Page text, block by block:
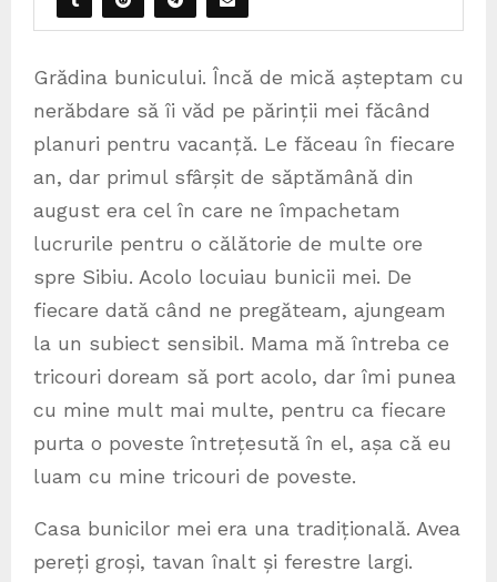
Grădina bunicului. Încă de mică așteptam cu
nerăbdare să îi văd pe părinții mei făcând
planuri pentru vacanță. Le făceau în fiecare
an, dar primul sfârșit de săptămână din
august era cel în care ne împachetam
lucrurile pentru o călătorie de multe ore
spre Sibiu. Acolo locuiau bunicii mei. De
fiecare dată când ne pregăteam, ajungeam
la un subiect sensibil. Mama mă întreba ce
tricouri doream să port acolo, dar îmi punea
cu mine mult mai multe, pentru ca fiecare
purta o poveste întrețesută în el, așa că eu
luam cu mine tricouri de poveste.
Casa bunicilor mei era una tradițională. Avea
pereți groși, tavan înalt și ferestre largi.